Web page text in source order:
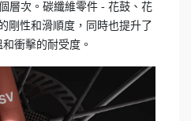
層次。碳纖維零件 - 花鼓、花
剛性和滑順度，同時也提升了
衝擊的耐受度。